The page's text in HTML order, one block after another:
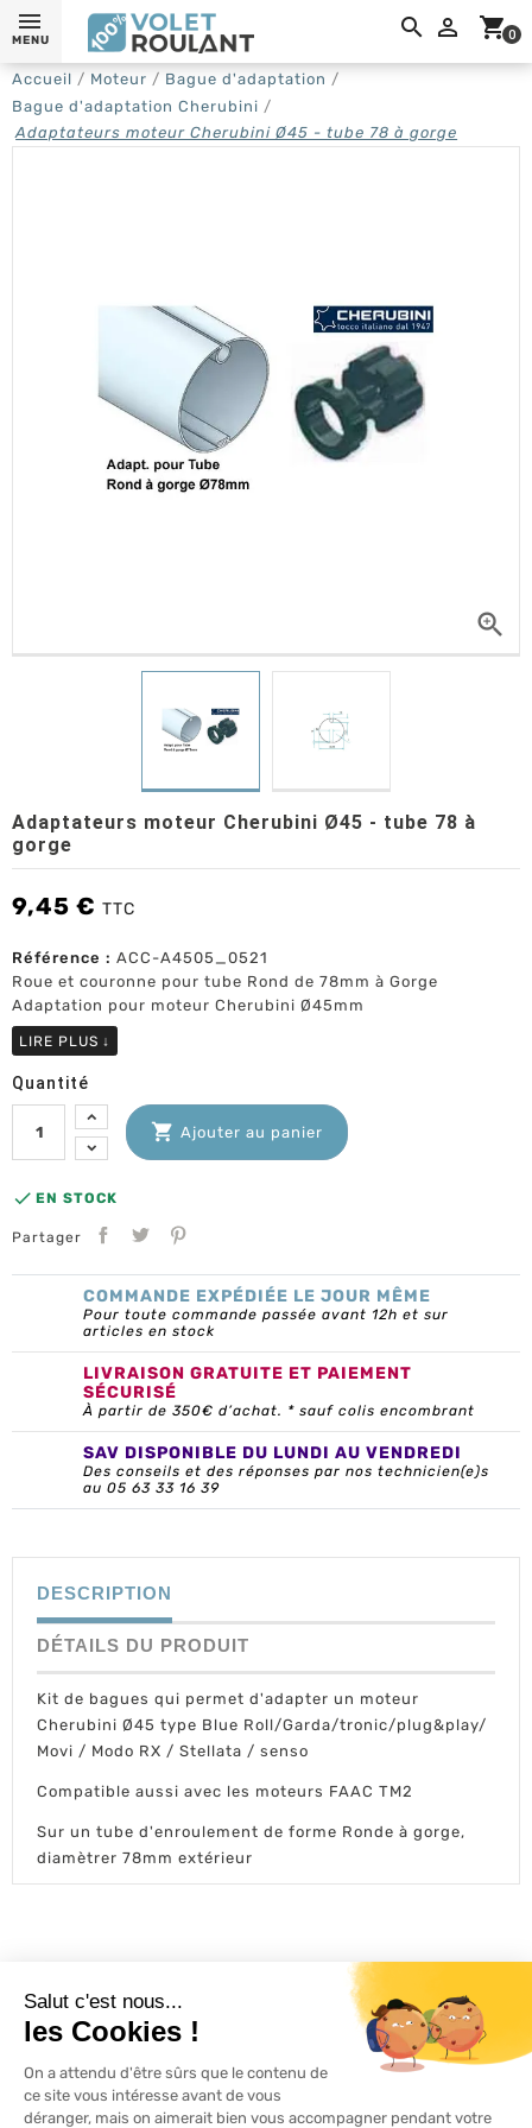
 shopping_cart0
MENU
Accueil Moteur
Bague d'adaptation
Bague d'adaptation Cherubini
Adaptateurs moteur Cherubini Ø45 - tube 78 à gorge

Adaptateurs moteur Cherubini Ø45 - tube 78 à
gorge
9,45 € TTC
Référence : ACC-A4505_0521
Roue et couronne pour tube Rond de 78mm à Gorge
Adaptation pour moteur Cherubini Ø45mm
LIRE PLUS ↓
Quantité
 Ajouter au panier
 EN STOCK
Partager
COMMANDE EXPÉDIÉE LE JOUR MÊME
Pour toute commande passée avant 12h et sur
articles en stock
LIVRAISON GRATUITE ET PAIEMENT
SÉCURISÉ
À partir de 350€ d’achat. * sauf colis encombrant
SAV DISPONIBLE DU LUNDI AU VENDREDI
Des conseils et des réponses par nos technicien(e)s
au 05 63 33 16 39
DESCRIPTION
DÉTAILS DU PRODUIT
Kit de bagues qui permet d'adapter un moteur
Cherubini Ø45 type Blue Roll/Garda/tronic/plug&play/
Movi / Modo RX / Stellata / senso
Compatible aussi avec les moteurs FAAC TM2
Sur un tube d'enroulement de forme Ronde à gorge,
diamètrer 78mm extérieur
L'ACTU 100% VOLET ROULANT

SERVICES